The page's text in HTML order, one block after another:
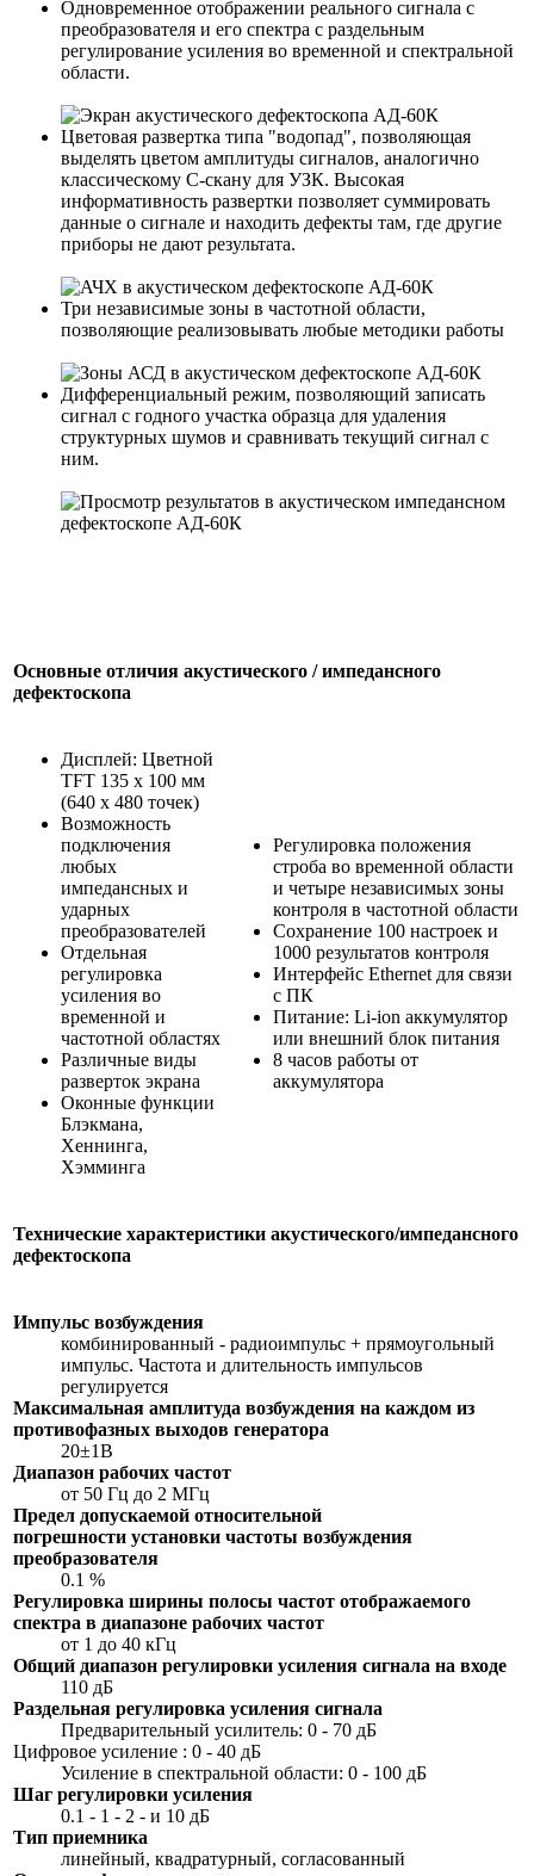
Одновременное отображении реального сигнала с
преобразователя и его спектра с раздельным
регулирование усиления во временной и спектральной
области.
Цветовая развертка типа "водопад", позволяющая
выделять цветом амплитуды сигналов, аналогично
классическому С-скану для УЗК. Высокая
информативность развертки позволяет суммировать
данные о сигнале и находить дефекты там, где другие
приборы не дают результата.
Три независимые зоны в частотной области,
позволяющие реализовывать любые методики работы
Дифференциальный режим, позволяющий записать
сигнал с годного участка образца для удаления
структурных шумов и сравнивать текущий сигнал с
ним.
Основные отличия акустического / импедансного
дефектоскопа
Дисплей: Цветной
TFT 135 x 100 мм
(640 х 480 точек)
Возможность
подключения
любых
импедансных и
ударных
преобразователей
Отдельная
регулировка
усиления во
временной и
частотной областях
Различные виды
разверток экрана
Оконные функции
Блэкмана,
Хеннинга,
Хэмминга
Регулировка положения
строба во временной области
и четыре независимых зоны
контроля в частотной области
Сохранение 100 настроек и
1000 результатов контроля
Интерфейс Ethernet для связи
с ПК
Питание: Li-ion аккумулятор
или внешний блок питания
8 часов работы от
аккумулятора
Технические характеристики акустического/импедансного
дефектоскопа
Импульс возбуждения
комбинированный - радиоимпульс + прямоугольный
импульс. Частота и длительность импульсов
регулируется
Максимальная амплитуда возбуждения на каждом из
противофазных выходов генератора
20±1В
Диапазон рабочих частот
от 50 Гц до 2 МГц
Предел допускаемой относительной
погрешности установки частоты возбуждения
преобразователя
0.1 %
Регулировка ширины полосы частот отображаемого
спектра в диапазоне рабочих частот
от 1 до 40 кГц
Общий диапазон регулировки усиления сигнала на входе
110 дБ
Раздельная регулировка усиления сигнала
Предварительный усилитель: 0 - 70 дБ
Цифровое усиление : 0 - 40 дБ
Усиление в спектральной области: 0 - 100 дБ
Шаг регулировки усиления
0.1 - 1 - 2 - и 10 дБ
Тип приемника
линейный, квадратурный, согласованный